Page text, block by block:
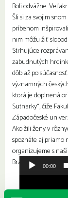
Boli odvážne.
Šli si za svojim
príbehom
nim môžu žiť
Strhujúce
zabudnutých
dôb až po
významných
ktorá je doplnená
Sutnarky“, čiže
Západočeské
Ako žili ženy v
spoznáte aj priamo
organizujeme s
Bratislava.
prehrávač
00:00